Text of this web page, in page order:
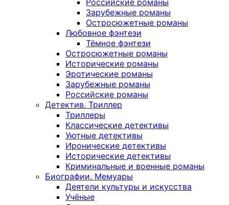
Российские романы
Зарубежные романы
Остросюжетные романы
Любовное фэнтези
Тёмное фэнтези
Остросюжетные романы
Исторические романы
Эротические романы
Зарубежные романы
Российские романы
Детектив. Триллер
Триллеры
Классические детективы
Уютные детективы
Иронические детективы
Исторические детективы
Криминальные и военные романы
Биографии. Мемуары
Деятели культуры и искусства
Учёные